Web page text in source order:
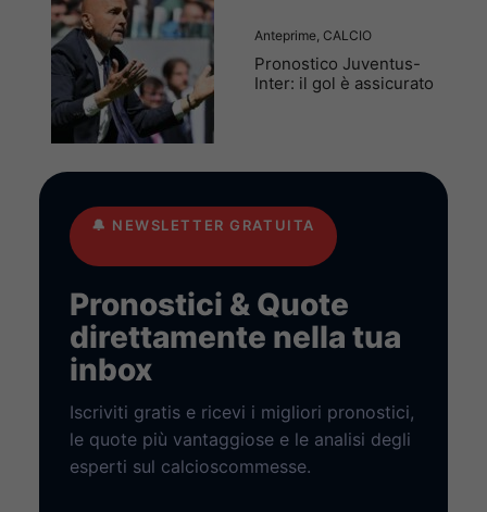
Anteprime CALCIO
Pronostico Juventus-
Inter: il gol è assicurato
🔔 NEWSLETTER GRATUITA
Pronostici & Quote
direttamente nella tua
inbox
Iscriviti gratis e ricevi i migliori pronostici,
le quote più vantaggiose e le analisi degli
esperti sul calcioscommesse.